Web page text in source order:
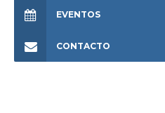
EVENTOS
CONTACTO